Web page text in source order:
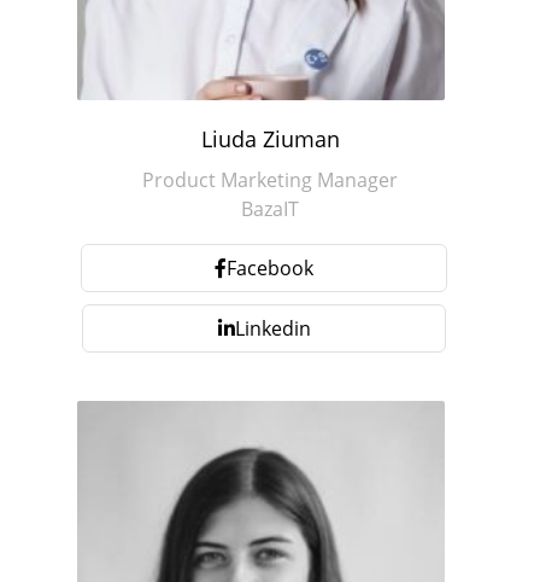
Liuda Ziuman
Product Marketing Manager
BazaIT
Facebook
Linkedin